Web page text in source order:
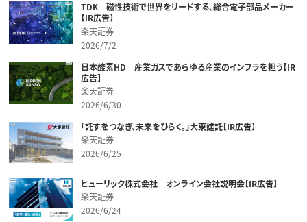
TDK 磁性技術で世界をリードする、総合電子部品メーカー
【IR広告】
楽天証券
2026/7/2
日本酸素HD 産業ガスであらゆる産業のインフラを担う【IR
広告】
楽天証券
2026/6/30
「託すをつなぎ、未来をひらく。」大東建託【IR広告】
楽天証券
2026/6/25
ヒューリック株式会社 オンライン会社説明会【IR広告】
楽天証券
2026/6/24